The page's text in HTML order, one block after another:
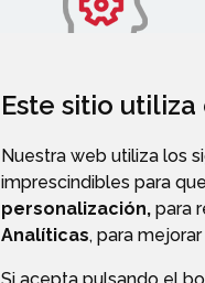
Este sitio
Nuestra web utiliza los
imprescindibles para
personalización, para
Analíticas, para
SERVICIOS SOCIALES